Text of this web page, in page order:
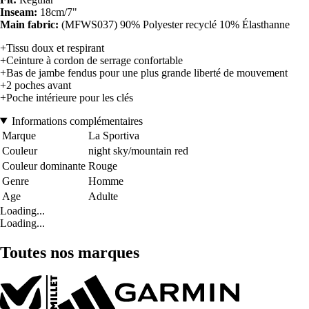
Inseam: 18cm/7"
Main fabric: (MFWS037) 90% Polyester recyclé 10% Élasthanne
+Tissu doux et respirant
+Ceinture à cordon de serrage confortable
+Bas de jambe fendus pour une plus grande liberté de mouvement
+2 poches avant
+Poche intérieure pour les clés
Informations complémentaires
Marque
La Sportiva
Couleur
night sky/mountain red
Couleur dominante Rouge
Genre
Homme
Age
Adulte
Loading...
Loading...
Toutes nos marques